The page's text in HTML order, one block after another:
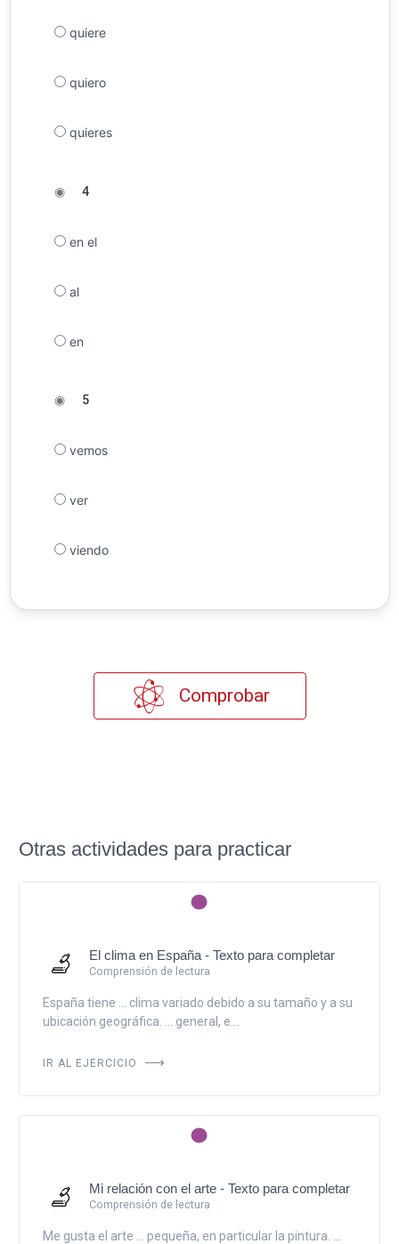
quiere
quiero
quieres
◉ 4
en el
al
en
◉ 5
vemos
ver
viendo
Comprobar
Otras actividades para practicar
El clima en España - Texto para completar
Comprensión de lectura
España tiene ... clima variado debido a su tamaño y a su
ubicación geográfica. ... general, e...
IR AL EJERCICIO
Mi relación con el arte - Texto para completar
Comprensión de lectura
Me gusta el arte ... pequeña, en particular la pintura. ...